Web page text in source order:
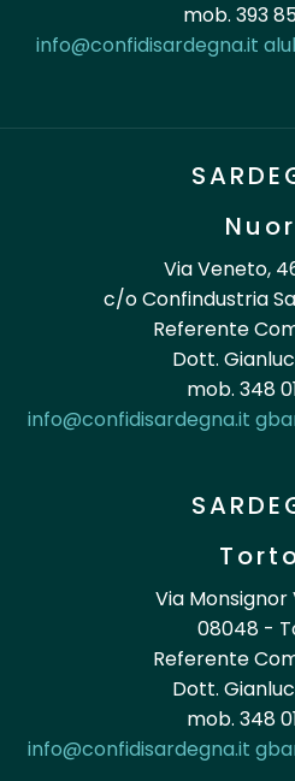
mob. 393
info@confidisardegna.it
Via Veneto,
c/o Confindustria
Referente
Dott.
mob. 348
info@confidisardegna.it
Via Monsignor
08048 -
Referente
Dott.
mob. 348
info@confidisardegna.it